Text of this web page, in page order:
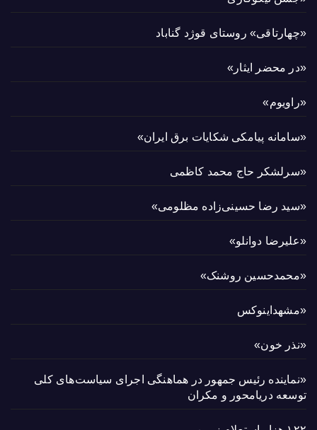
«چهارتاقی» روستای قوژد گناباد
«در محضر ایثار»
«راویوم»
«سامانه پیامکی شکایات برق ایران»
«سرلشکر حاج محمد کاظمی
«سید رضا حسینی‌زاده مظلومی»
«علیرضا دوانلو»
«محمدحسین روشنک»
«مشهداینوکس
«نذر خون»
«نماینده رئیس جمهور در هماهنگی اجرای سیاست‌های کلی
توسعه دریامحور و مکران